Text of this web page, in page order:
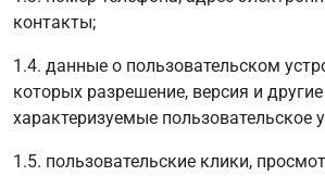
контакты;
1.4. данные о пользовательском
которых разрешение, версия и
характеризуемые пользовательское
1.5. пользовательские клики,